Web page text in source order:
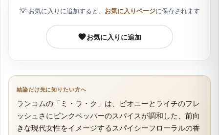
💡 お気に入りに追加すると、 お気に入りページに保存されます
お気に入りに追加
結論だけ先に知りたい方へ
ランコムの「ミ・ラ・ク」は、ピオニーとライチのフレ
ッシュさにピンクペッパーのスパイスが調和した、前向
きな現代女性をイメージするスパイシーフローラルの香